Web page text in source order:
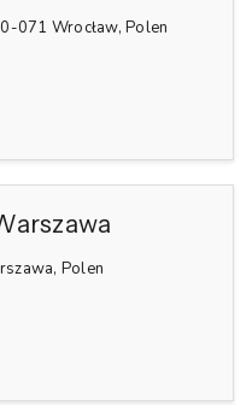
071 Wrocław, Polen
Polen